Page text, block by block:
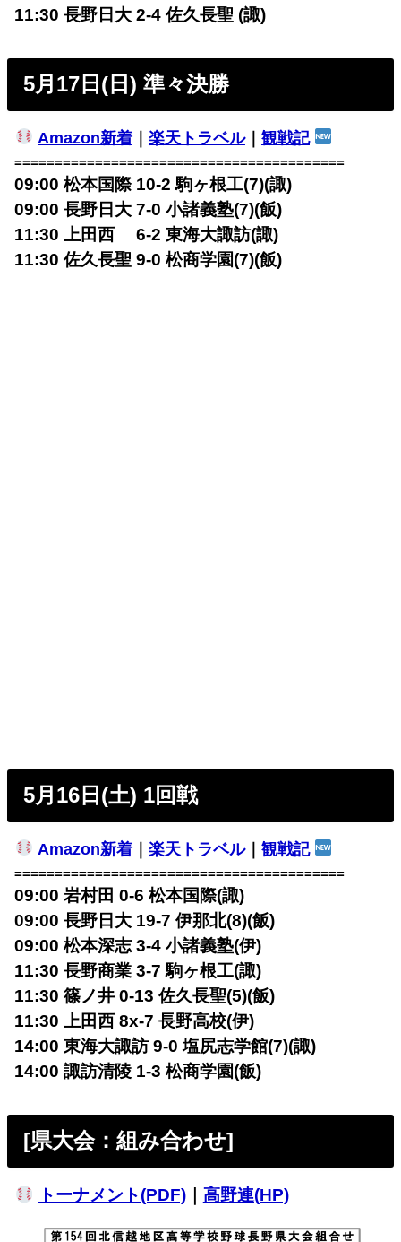
11:30 長野日大 2-4 佐久長聖 (諏)
5月17日(日) 準々決勝
Amazon新着｜ 楽天トラベル｜ 観戦記
=========================================
09:00 松本国際 10-2 駒ヶ根工(7)(諏)
09:00 長野日大 7-0 小諸義塾(7)(飯)
11:30 上田西 6-2 東海大諏訪(諏)
11:30 佐久長聖 9-0 松商学園(7)(飯)
5月16日(土) 1回戦
Amazon新着｜ 楽天トラベル｜ 観戦記
=========================================
09:00 岩村田 0-6 松本国際(諏)
09:00 長野日大 19-7 伊那北(8)(飯)
09:00 松本深志 3-4 小諸義塾(伊)
11:30 長野商業 3-7 駒ヶ根工(諏)
11:30 篠ノ井 0-13 佐久長聖(5)(飯)
11:30 上田西 8x-7 長野高校(伊)
14:00 東海大諏訪 9-0 塩尻志学館(7)(諏)
14:00 諏訪清陵 1-3 松商学園(飯)
[県大会：組み合わせ]
トーナメント(PDF)｜ 高野連(HP)